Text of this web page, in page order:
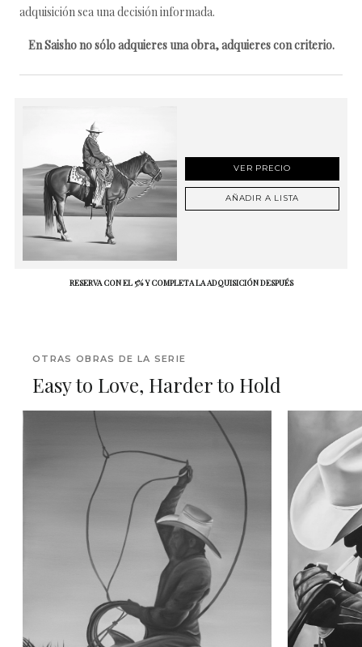
adquisición sea una decisión informada.
En Saisho no sólo adquieres una obra, adquieres con criterio.
VER PRECIO
AÑADIR A LISTA
RESERVA CON EL 5% Y COMPLETA LA ADQUISICIÓN DESPUÉS
OTRAS OBRAS DE LA SERIE
Easy to Love, Harder to Hold